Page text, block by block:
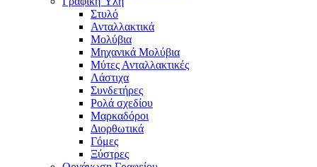
Στυλό
Ανταλλακτικά
Μολύβια
Μηχανικά Μολύβια
Μύτες Ανταλλακτικές
Λάστιχα
Συνδετήρες
Ρολά σχεδίου
Μαρκαδόροι
Διορθωτικά
Γόμες
Ξύστρες